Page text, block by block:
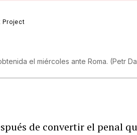
el miércoles ante Roma. (Petr
de convertir el penal